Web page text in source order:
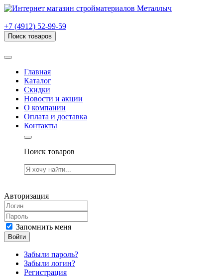
+7 (4912) 52-99-59
Поиск товаров
Главная
Каталог
Скидки
Новости и акции
О компании
Оплата и доставка
Контакты
Поиск товаров
Авторизация
Запомнить меня
Войти
Забыли пароль?
Забыли логин?
Регистрация